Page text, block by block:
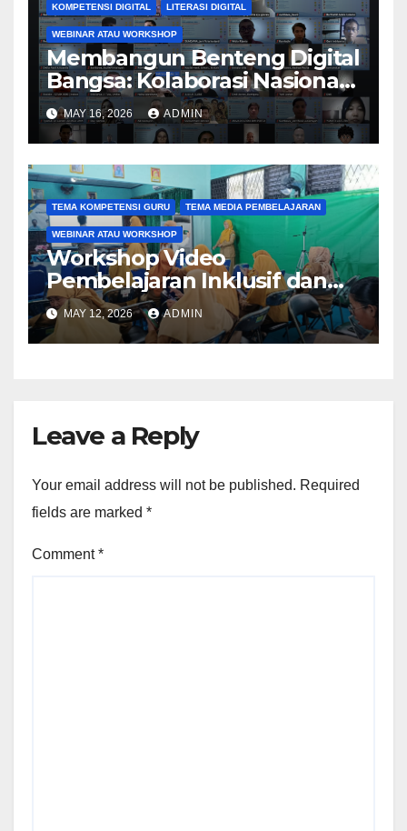
KOMPETENSI DIGITAL LITERASI DIGITAL
WEBINAR ATAU WORKSHOP
Membangun Benteng Digital
Bangsa: Kolaborasi Nasional
Perguruan Tinggi
Tingkatkan Literasi dan
Keamanan Siber Generasi
Muda melalui Kegiatan PkM
MAY 16, 2026 ADMIN
TEMA KOMPETENSI GURU TEMA MEDIA PEMBELAJARAN
WEBINAR ATAU WORKSHOP
Workshop Video
Pembelajaran Inklusif dan
Aksesibel Angkat
Pengembangan Media
Adaptif Berbasis Canva di
MAY 12, 2026 ADMIN
Leave a Reply
Your email address will not be published. Required
fields are marked *
Comment*